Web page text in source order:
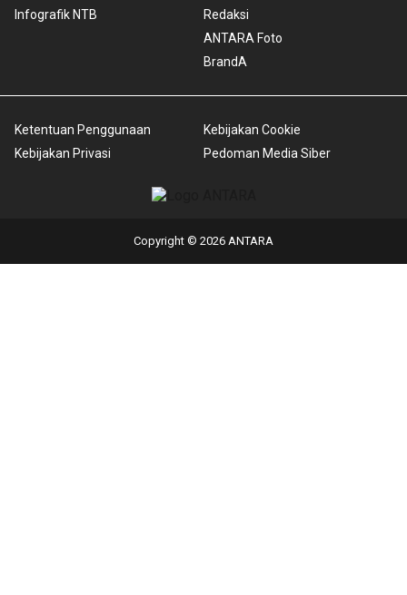
Infografik NTB
Redaksi
ANTARA Foto
BrandA
Ketentuan Penggunaan
Kebijakan Privasi
Kebijakan Cookie
Pedoman Media Siber
Copyright © 2026 ANTARA